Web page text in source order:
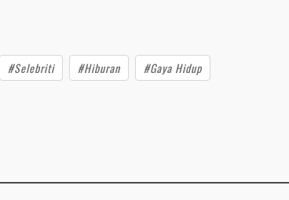
#Selebriti #Hiburan
#Gaya Hidup